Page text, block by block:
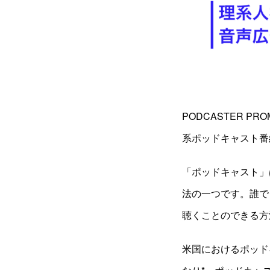
PODCASTER
系ポッドキャスト
「ポッドキャスト
法の一つです。誰
聴くことのできる
米国におけるポッ